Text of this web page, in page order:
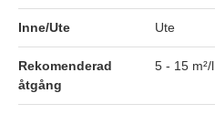
Inne/Ute Ute
Rekomenderad
åtgång
5 - 15 m²/l